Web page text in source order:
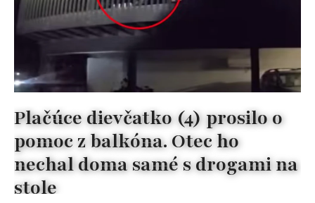
Plačúce dievčatko (4) prosilo o
pomoc z balkóna. Otec ho
nechal doma samé s drogami na
stole